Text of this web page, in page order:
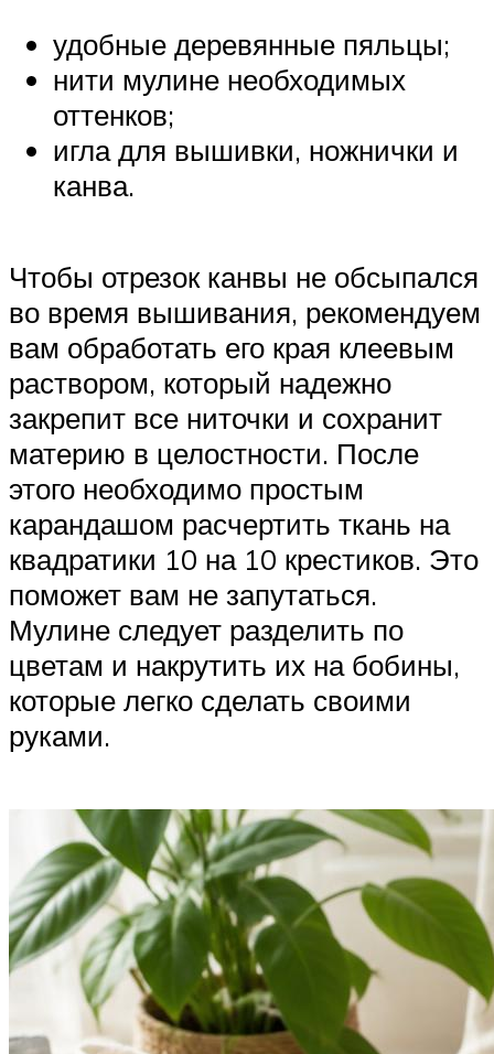
удобные деревянные пяльцы;
нити мулине необходимых
оттенков;
игла для вышивки, ножнички и
канва.
Чтобы отрезок канвы не обсыпался
во время вышивания, рекомендуем
вам обработать его края клеевым
раствором, который надежно
закрепит все ниточки и сохранит
материю в целостности. После
этого необходимо простым
карандашом расчертить ткань на
квадратики 10 на 10 крестиков. Это
поможет вам не запутаться.
Мулине следует разделить по
цветам и накрутить их на бобины,
которые легко сделать своими
руками.